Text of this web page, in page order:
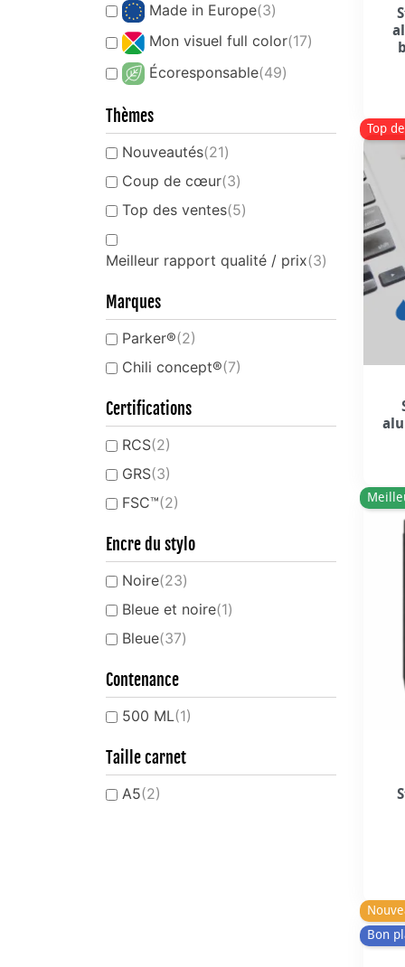
Made in Europe(3)
Mon visuel full color(17)
Écoresponsable(49)
Thèmes
Nouveautés(21)
Coup de cœur(3)
Top des ventes(5)
Meilleur rapport qualité / prix(3)
Marques
Parker®(2)
Chili concept®(7)
Certifications
RCS(2)
GRS(3)
FSC™(2)
Encre du stylo
Noire(23)
Bleue et noire(1)
Bleue(37)
Contenance
500 ML(1)
Taille carnet
A5(2)
Top
Bon